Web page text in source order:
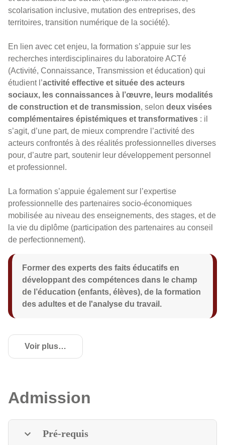
scolarisation inclusive, mutation des entreprises, des
territoires, transition numérique de la société).
En lien avec cet enjeu, la formation s’appuie sur les
recherches interdisciplinaires du laboratoire ACTé
(Activité, Connaissance, Transmission et éducation) qui
étudient l’activité effective et située des acteurs
sociaux, les connaissances à l’œuvre, leurs modalités
de construction et de transmission, selon deux visées
complémentaires épistémiques et transformatives : il
s’agit, d’une part, de mieux comprendre l’activité des
acteurs confrontés à des réalités professionnelles diverses
pour, d’autre part, soutenir leur développement personnel
et professionnel.
La formation s’appuie également sur l’expertise
professionnelle des partenaires socio-économiques
mobilisée au niveau des enseignements, des stages, et de
la vie du diplôme (participation des partenaires au conseil
de perfectionnement).
Former des experts des faits éducatifs en
développant des compétences dans le champ
de l’éducation (enfants, élèves), de la formation
des adultes et de l'analyse du travail.
Voir plus
de détails
Admission
Pré-requis